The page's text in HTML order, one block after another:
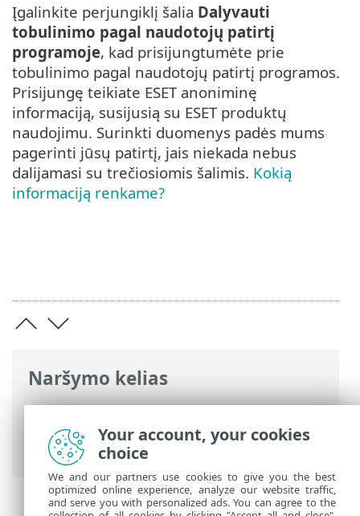
Naršymo kelias
ESET interneto žinynas>ESET Smart
Security Premium>Išplėstinis
nustatymas> Privatumo parametrai
Įgalinkite perjungiklį šalia Dalyvauti
tobulinimo pagal naudotojų patirtį
programoje, kad prisijungtumėte prie
tobulinimo pagal naudotojų patirtį programos.
Prisijungę teikiate ESET anoniminę
informaciją, susijusią su ESET produktų
naudojimu. Surinkti duomenys padės mums
pagerinti jūsų patirtį, jais niekada nebus
dalijamasi su trečiosiomis šalimis. Kokią
informaciją renkame?
Your account, your cookies
choice
We and our partners use cookies to give you the best
optimized online experience, analyze our website traffic,
and serve you with personalized ads. You can agree to the